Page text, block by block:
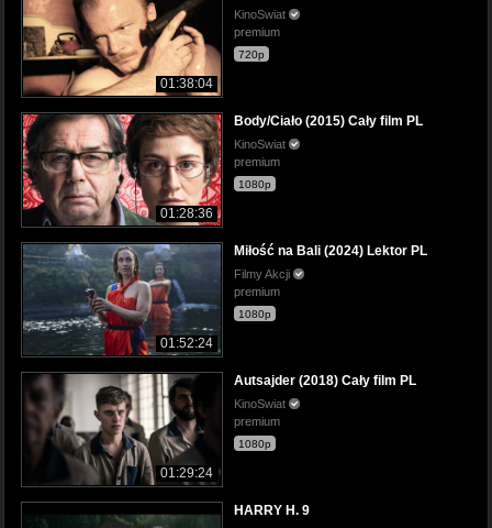
01:38:04
KinoSwiat
premium
720p
01:28:36
Body/Ciało (2015) Cały film PL
KinoSwiat
premium
1080p
01:52:24
Miłość na Bali (2024) Lektor PL
Filmy Akcji
premium
1080p
01:29:24
Autsajder (2018) Cały film PL
KinoSwiat
premium
1080p
HARRY H. 9